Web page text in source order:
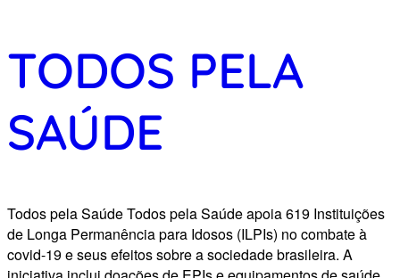
TODOS PELA
SAÚDE
Todos pela Saúde Todos pela Saúde apoia 619 Instituições
de Longa Permanência para Idosos (ILPIs) no combate à
covid-19 e seus efeitos sobre a sociedade brasileira. A